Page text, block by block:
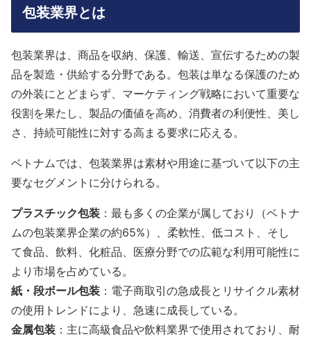
包装業界とは
包装業界は、商品を収納、保護、輸送、宣伝するための製
品を製造・供給する分野である。包装は単なる保護のため
の外装にとどまらず、マーケティング戦略において重要な
役割を果たし、製品の価値を高め、消費者の利便性、美し
さ、持続可能性に対する高まる要求に応える。
ベトナムでは、包装業界は素材や用途に基づいて以下の主
要なセグメントに分けられる。
プラスチック包装 ：最も多くの企業が属しており（ベトナ
ムの包装業界企業の約65%）、柔軟性、低コスト、そし
て食品、飲料、化粧品、医療分野での広範な利用可能性に
より市場を占めている。
紙・段ボール包装 ：電子商取引の急成長とリサイクル素材
の使用トレンドにより、急速に成長している。
金属包装 ：主に高級食品や飲料業界で使用されており、耐